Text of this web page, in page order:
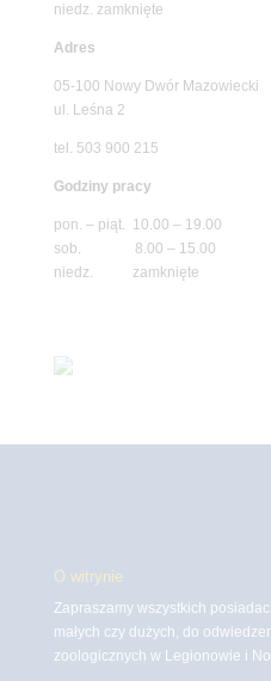
niedz. zamknięte
Adres
05-100 Nowy Dwór Mazowiecki
ul. Leśna 2
tel. 503 900 215
Godziny pracy
pon. – piąt. 10.00 – 19.00
sob. 8.00 – 15.00
niedz. zamknięte
O witrynie
Zapraszamy wszystkich
małych czy dużych, do
zoologicznych w Legionowie i